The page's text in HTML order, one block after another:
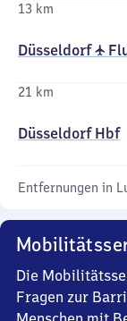
13 km
Düsseldorf ✈
21 km
Düsseldorf Hbf
Entfernungen in
Die
Fragen zur